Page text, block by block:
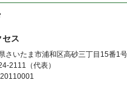
セス
さいたま市浦和区高砂三丁目15番1号
2111（代表）